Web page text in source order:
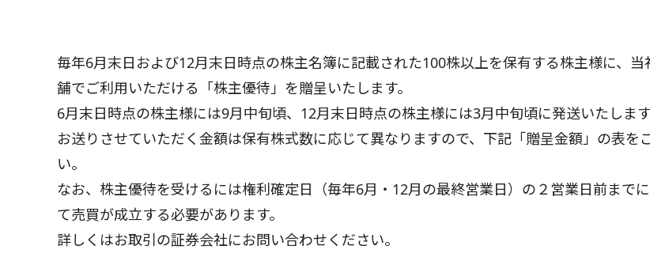
毎年6月末日および12月末日時点の株主名簿に記載された100株以上を保有する株主様に、当
舗でご利用いただける「株主優待」を贈呈いたします。
6月末日時点の株主様には9月中旬頃、12月末日時点の株主様には3月中旬頃に発送いたします
お送りさせていただく金額は保有株式数に応じて異なりますので、下記「贈呈金額」の表を
い。
なお、株主優待を受けるには権利確定日（毎年6月・12月の最終営業日）の２営業日前まで
て売買が成立する必要があります。
詳しくはお取引の証券会社にお問い合わせください。